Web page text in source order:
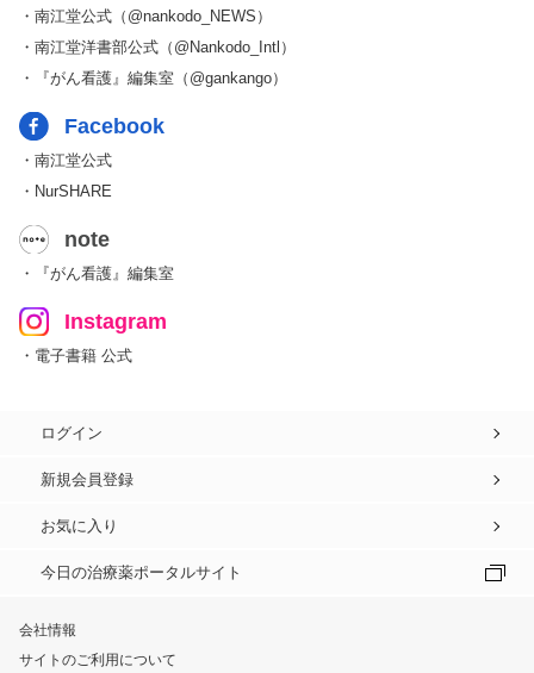
・南江堂公式（@nankodo_NEWS）
・南江堂洋書部公式（@Nankodo_Intl）
・『がん看護』編集室（@gankango）
Facebook
・南江堂公式
・NurSHARE
note
・『がん看護』編集室
Instagram
・電子書籍 公式
ログイン
新規会員登録
お気に入り
今日の治療薬ポータルサイト
会社情報
サイトのご利用について